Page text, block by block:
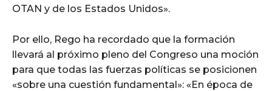
OTAN y de los Estados Unidos».
Por ello, Rego ha recordado que la formación
llevará al próximo pleno del Congreso una moción
para que todas las fuerzas políticas se posicionen
«sobre una cuestión fundamental»: «En época de